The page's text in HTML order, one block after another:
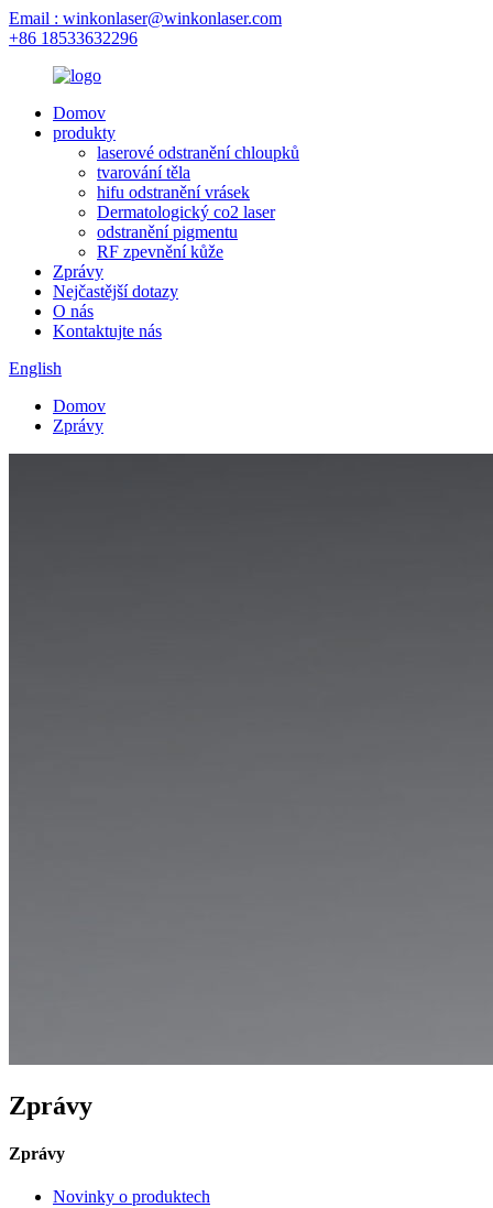
Email : winkonlaser@winkonlaser.com
+86 18533632296
Domov
produkty
laserové odstranění chloupků
tvarování těla
hifu odstranění vrásek
Dermatologický co2 laser
odstranění pigmentu
RF zpevnění kůže
Zprávy
Nejčastější dotazy
O nás
Kontaktujte nás
English
Domov
Zprávy
Zprávy
Zprávy
Novinky o produktech